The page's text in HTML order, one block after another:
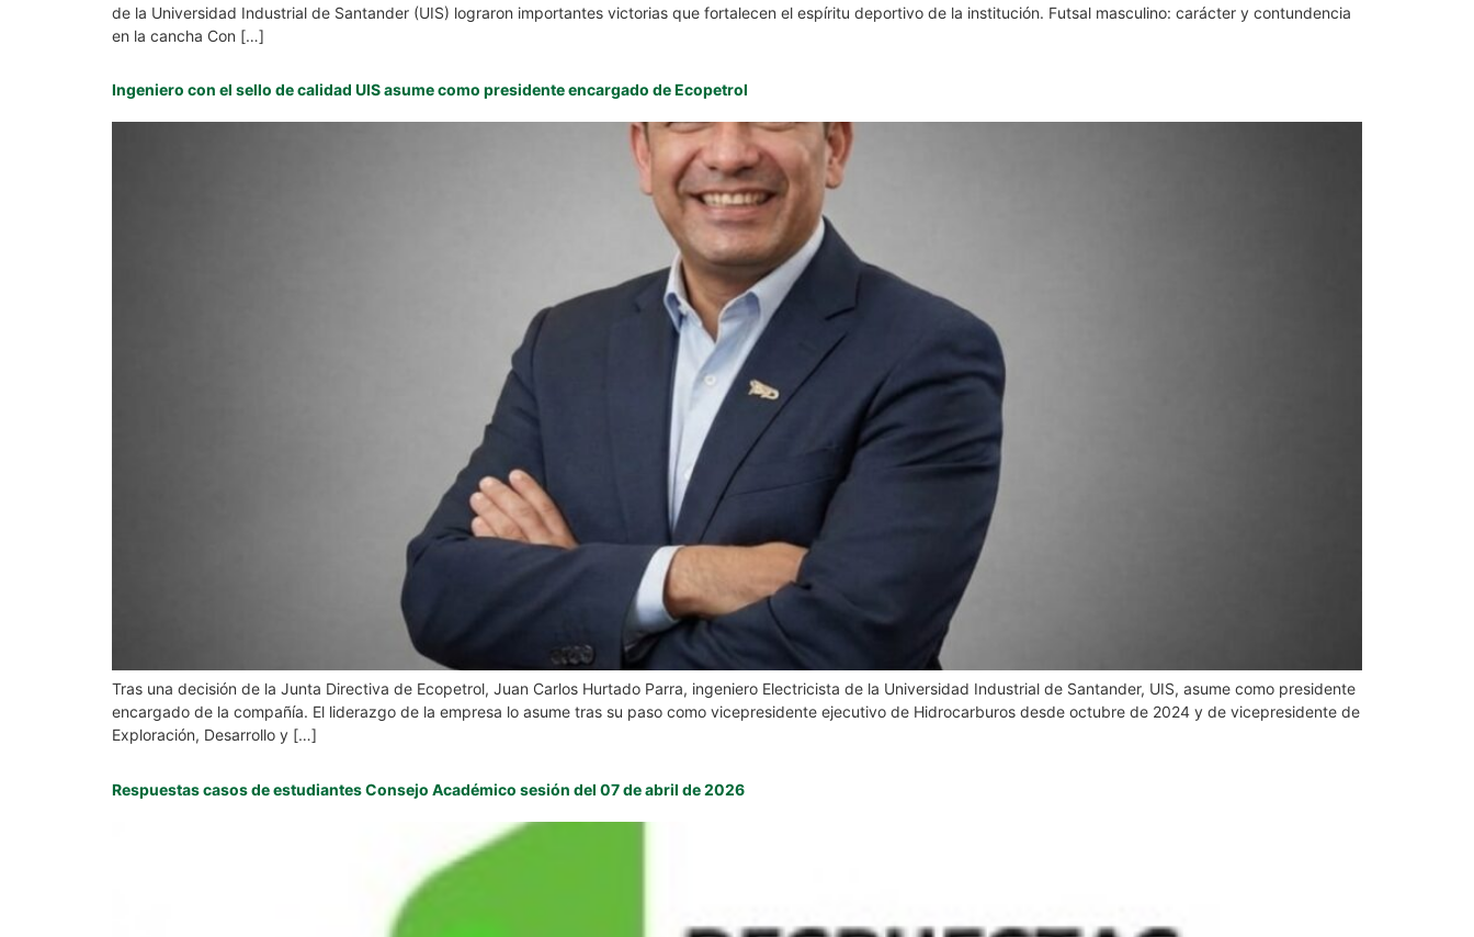
de la Universidad Industrial de Santander (UIS) lograron importantes victorias que fortalecen el espíritu deportivo de la institución. Futsal masculino: carácter y contundencia
en la cancha Con […]
Ingeniero con el sello de calidad UIS asume como presidente encargado de Ecopetrol
Tras una decisión de la Junta Directiva de Ecopetrol, Juan Carlos Hurtado Parra, ingeniero Electricista de la Universidad Industrial de Santander, UIS, asume como presidente
encargado de la compañía. El liderazgo de la empresa lo asume tras su paso como vicepresidente ejecutivo de Hidrocarburos desde octubre de 2024 y de vicepresidente de
Exploración, Desarrollo y […]
Respuestas casos de estudiantes Consejo Académico sesión del 07 de abril de 2026